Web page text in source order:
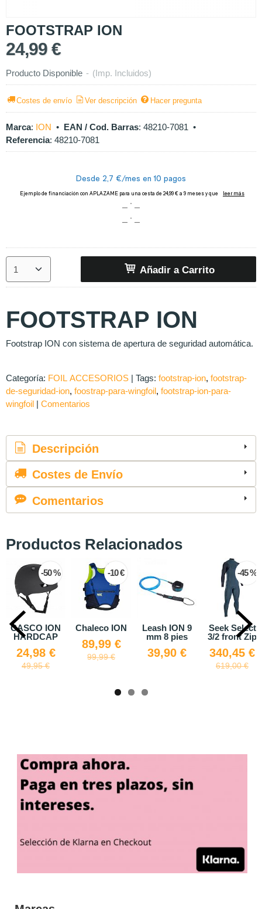
FOOTSTRAP ION
24,99 €
Producto Disponible - (Imp. Incluidos)
Costes de envío Ver descripción Hacer pregunta
Marca: ION • EAN / Cod. Barras: 48210-7081 •
Referencia: 48210-7081
Añadir a Carrito
FOOTSTRAP ION
Footstrap ION con sistema de apertura de seguridad automática.
Categoría: FOIL ACCESORIOS | Tags: footstrap-ion footstrap-
de-seguridad-ion foostrap-para-wingfoil footstrap-ion-para-
wingfoil | Comentarios
Descripción
Costes de Envío
Comentarios
Productos Relacionados
-50 %
ION
Chaleco ION
89,99 €
99,99 €
Leash ION 9
mm 8 pies
39,90 €
Seek Select
3/2 front Zip
340,45 €